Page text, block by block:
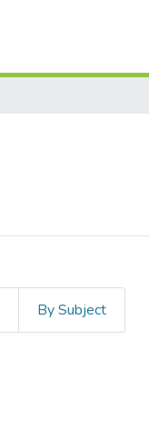
By Subject